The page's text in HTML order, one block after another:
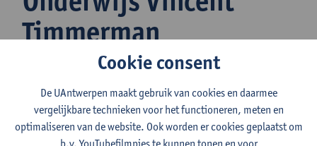
Timmerman
2026-2027 2025-2026 2024-2025
Cookie consent
De UAntwerpen maakt gebruik van cookies en daarmee
vergelijkbare technieken voor het functioneren, meten en
optimaliseren van de website. Ook worden er cookies geplaatst om
b.v. YouTubefilmpjes te kunnen tonen en voor